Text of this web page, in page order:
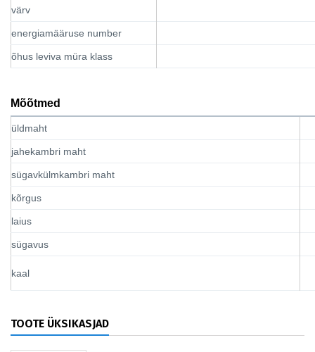
värv
energiamääruse number
õhus leviva müra klass
Mõõtmed
üldmaht
jahekambri maht
sügavkülmkambri maht
kõrgus
laius
sügavus
kaal
TOOTE ÜKSIKASJAD